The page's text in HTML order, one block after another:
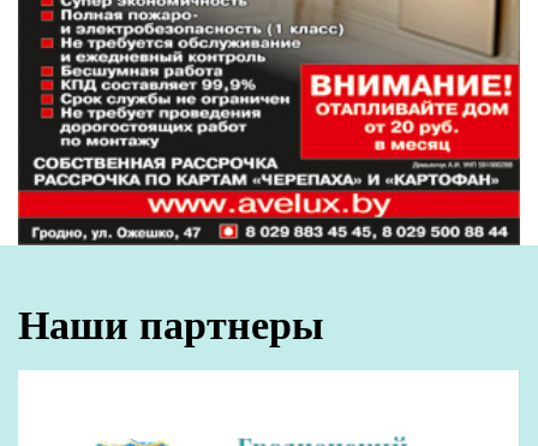
легковоспламеняющиеся и горючие
жидкости. Не оставляйте протапливаемую
печь без присмотра. Перед топкой – место
металлическому листу. Главное, устраните
все неисправности печи.
Тем, у кого за отопление отвечают котлы,
необходимо быть не менее внимательными.
В понедельник жительница Мостовского
дымохода газового котла. Состояние
пострадавшей медики оценивают как
удовлетворительное.